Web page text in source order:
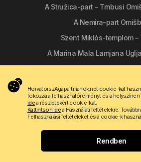
A Stružica-part – Trnbusi
A Nemira-part
Szent Miklós-templom –
A Marina Mala Lamjana
Copyright © 2009 - 2026 Do-
Kapcsolat
Rólunk Felhasználási
HorvatorszAgapartmanok.net cookie-kat
fokozza a felhasználói élményt és a
idea részletekért cookie-kat.
Kattintson idea Használati feltételekre.
Felhasználási feltételeket és a cookie-k
Rendben